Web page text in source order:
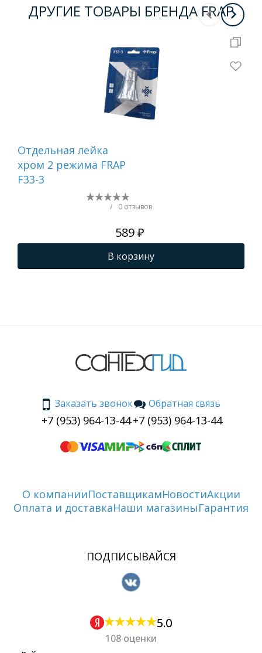
ДРУГИЕ ТОВАРЫ БРЕНДА FRAP
Отдельная лейка
хром 2 режима FRAP
F33-3
/ 0 отзывов
589 ₽
В корзину
Заказать звонок
+7 (953) 964-13-44
Обратная связь
+7 (953) 964-13-44
О компанииПоставщикамНовостиАкции
Оплата и доставкаНаши магазиныГарантия
ПОДПИСЫВАЙСЯ
5.0
108 оценки